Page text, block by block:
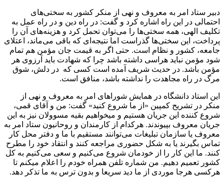
دبیر ستاد امر به معروف و نهی از منکر کشور به سختی‌های
احتمالی در این راه اشاره کرد و گفت: در راه دین و در راه عمل به
تکلیف الهی، همه سختی‌ها را می‌توان تحمل کرد و هزینه‌های آن را
پرداخت، این سختی‌ها گذراست اما نتیجه‌‌ای که باقی می‌ماند، اعتلای
جامعه، کشور و نظام است. حتی اگر به قیمت جان مؤمن هم تمام
شود مؤمن نباید هراسی داشته باشد چرا که شهادت باید آرزوی هر
مؤمن باشد. در حدیث شریف آمده است کسی که در دلش، شوق
مرگ در راه مجاهدت را نداشته باشد، منافق است.
این استاد دانشگاه در همایش شوراهای امر به معروف و نهی از
منکر در تشریح کمپین «از ما شروع کنید» گفت: من و آقای قمی،
شروع کننده این جریان هستیم و میخواهیم بقیه مسوولان نیز به این
جریان معروف بپیوندند. هرکدام از کارمندان و روحانیون ستاد امر به
معروف یا سازمان تبلیغات می‌توانند مستقیم با ما و دفتر محل کار
تماس بگیرند یا به شکل حضوری مراجعه کنند و انتقاد خود را مطرح
کنند. ما این کار را از خودمان شروع می‌کنیم و سعی می‌کنیم به کل
کشور تعمیم دهیم. من شماره تلفن همراه خودم را اعلام میکنم تا
هرکسی هرجا موردی از ما دید سریعا و بدون ترس به ما تذکر دهد.